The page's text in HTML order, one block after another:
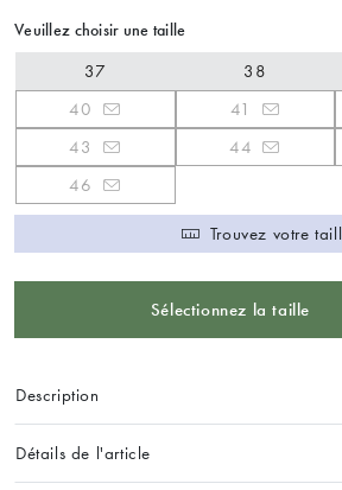
Veuillez choisir une taille
37 38
40
41
43
44
46
Trouvez votre
Sélectionnez la taille
Description
Détails de l'article